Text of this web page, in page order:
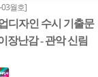
월호]
디자인 수시 기출문
장난감 - 관악 신림